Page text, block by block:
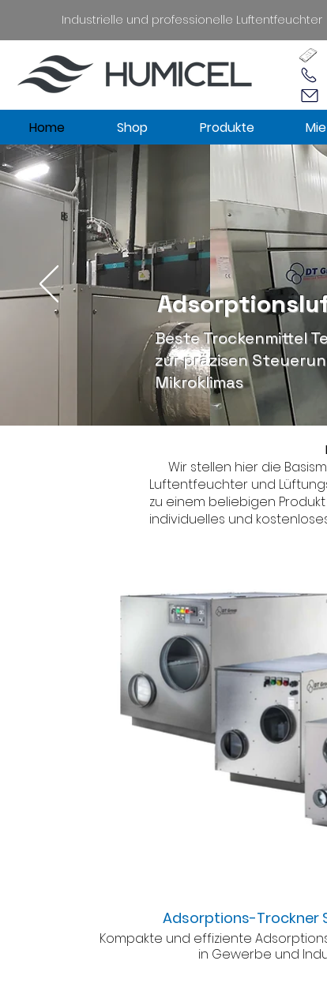
Industrielle und professionelle Luftentfeuchter
Home Shop Produkte
Beste Trockenmittel
zur präzisen
Mikroklimas
Wir stellen hier die
Luftentfeuchter und
zu einem beliebigen
individuelles und
Adsorptions-Trockner
Kompakte und effiziente
in Gewerbe und